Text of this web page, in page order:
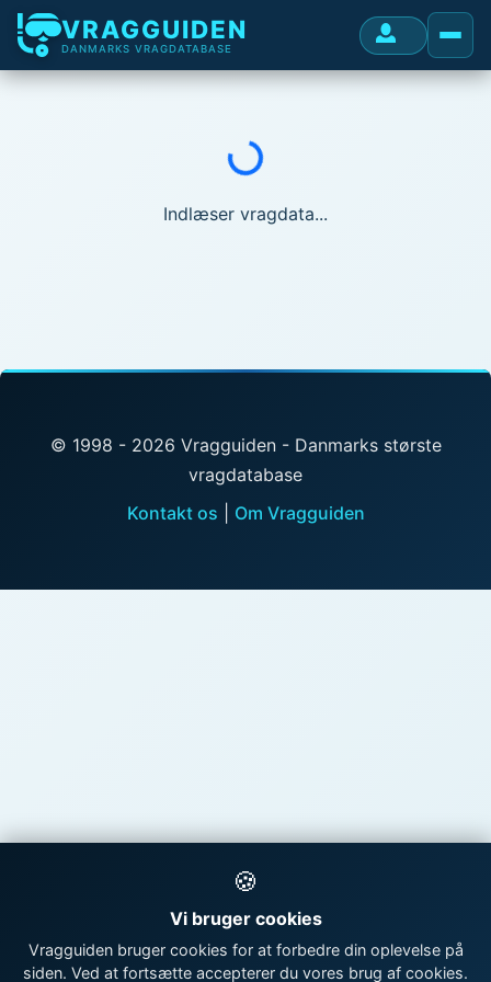
VRAGGUIDEN
DANMARKS VRAGDATABASE
Indlæser...
Indlæser vragdata...
© 1998 - 2026 Vragguiden - Danmarks største
vragdatabase
Kontakt os
Om Vragguiden
🍪
Vi bruger cookies
Vragguiden bruger cookies for at forbedre din oplevelse på
siden. Ved at fortsætte accepterer du vores brug af cookies.